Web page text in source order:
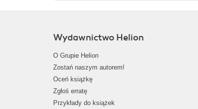
Wydawnictwo Helion
O Grupie Helion
Zostań naszym autorem!
Oceń książkę
Zgłoś erratę
Przykłady do książek